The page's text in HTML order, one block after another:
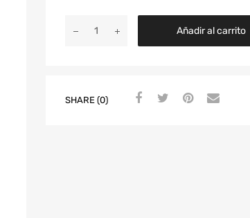
Añadir al carrito
SHARE (0)